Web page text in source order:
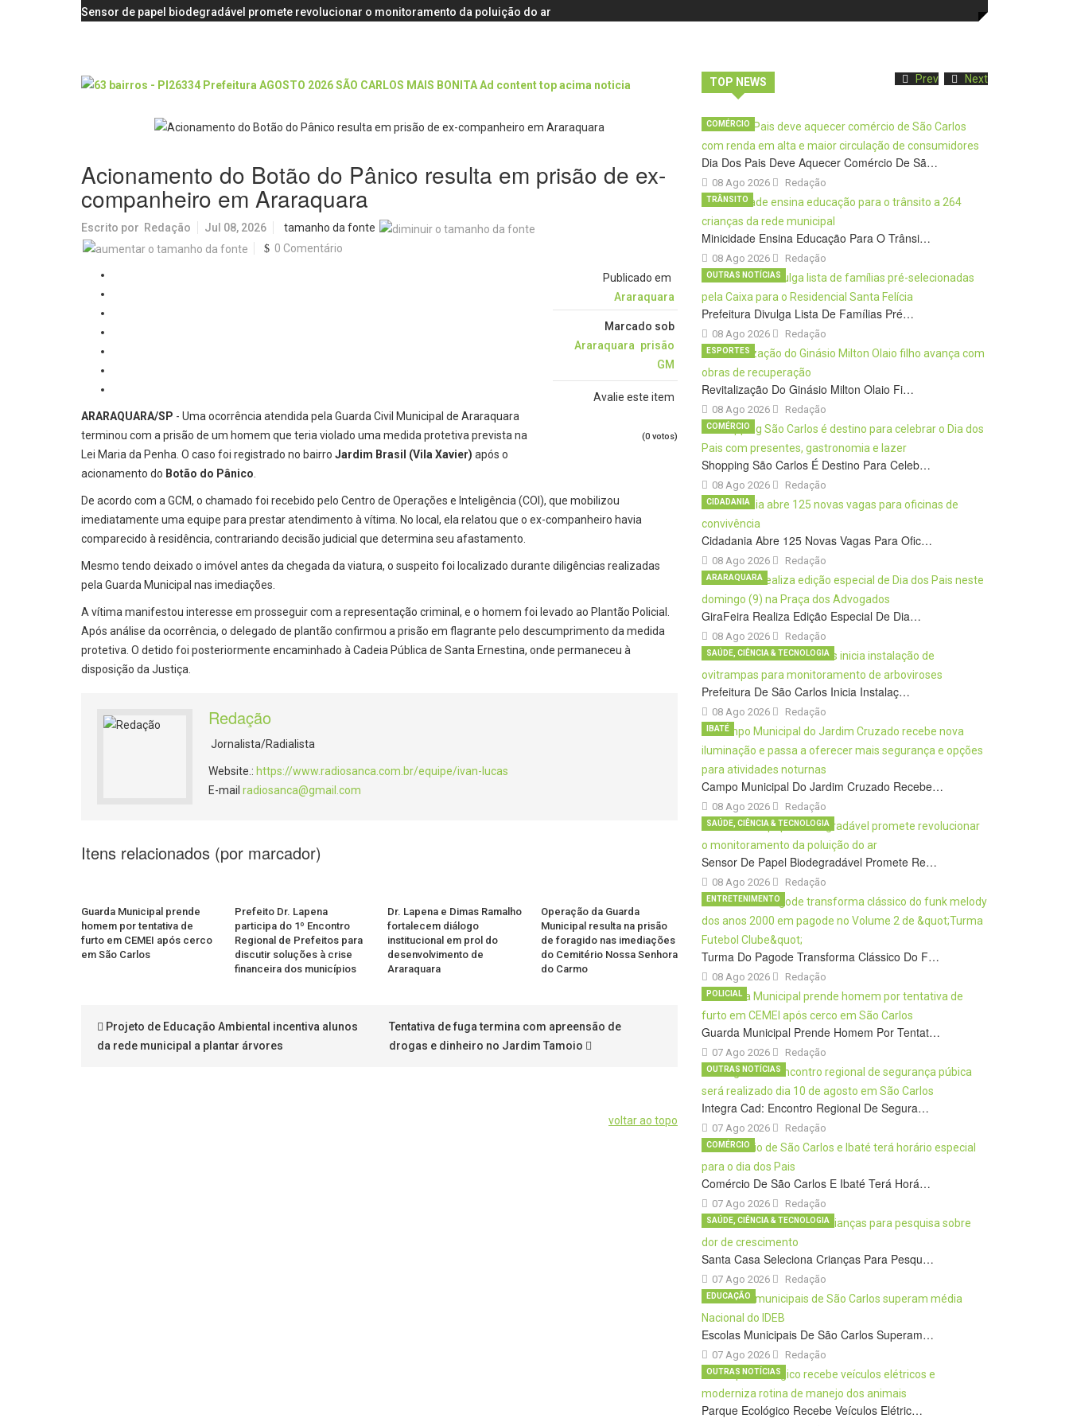
Sensor de papel biodegradável promete revolucionar o monitoramento da poluição do ar
Acionamento do Botão do Pânico resulta em prisão de ex-
companheiro em Araraquara
Escrito por Redação Jul 08, 2026
tamanho da fonte
0 Comentário
Publicado em
Araraquara
Marcado sob
Araraquara prisão
GM
Avalie este item
(0 votos)
ARARAQUARA/SP - Uma ocorrência atendida pela Guarda Civil Municipal de Araraquara
terminou com a prisão de um homem que teria violado uma medida protetiva prevista na
Lei Maria da Penha. O caso foi registrado no bairro Jardim Brasil (Vila Xavier) após o
acionamento do Botão do Pânico
De acordo com a GCM, o chamado foi recebido pelo Centro de Operações e Inteligência (COI), que mobilizou
imediatamente uma equipe para prestar atendimento à vítima. No local, ela relatou que o ex-companheiro havia
comparecido à residência, contrariando decisão judicial que determina seu afastamento.
Mesmo tendo deixado o imóvel antes da chegada da viatura, o suspeito foi localizado durante diligências realizadas
pela Guarda Municipal nas imediações.
A vítima manifestou interesse em prosseguir com a representação criminal, e o homem foi levado ao Plantão Policial.
Após análise da ocorrência, o delegado de plantão confirmou a prisão em flagrante pelo descumprimento da medida
protetiva. O detido foi posteriormente encaminhado à Cadeia Pública de Santa Ernestina, onde permaneceu à
disposição da Justiça.
Redação
Jornalista/Radialista
Website.: https://www.radiosanca.com.br/equipe/ivan-lucas
E-mail radiosanca@gmail.com
Itens relacionados (por marcador)
Guarda Municipal prende
homem por tentativa de
furto em CEMEI após cerco
em São Carlos
Prefeito Dr. Lapena
participa do 1º Encontro
Regional de Prefeitos para
discutir soluções à crise
financeira dos municípios
Dr. Lapena e Dimas Ramalho
fortalecem diálogo
institucional em prol do
desenvolvimento de
Araraquara
Operação da Guarda
Municipal resulta na prisão
de foragido nas imediações
do Cemitério Nossa Senhora
do Carmo
Projeto de Educação Ambiental incentiva alunos
da rede municipal a plantar árvores
Tentativa de fuga termina com apreensão de
drogas e dinheiro no Jardim Tamoio
voltar ao topo
TOP NEWS Prev Next
Dia Dos Pais Deve Aquecer Comércio De Sã…
08 Ago 2026
COMÉRCIO
Redação
Minicidade Ensina Educação Para O Trânsi…
08 Ago 2026
TRÂNSITO
Redação
Prefeitura Divulga Lista De Famílias Pré…
08 Ago 2026
OUTRAS NOTÍCIAS
Redação
Revitalização Do Ginásio Milton Olaio Fi…
08 Ago 2026
ESPORTES
Redação
Shopping São Carlos É Destino Para Celeb…
08 Ago 2026
COMÉRCIO
Redação
Cidadania Abre 125 Novas Vagas Para Ofic…
08 Ago 2026
CIDADANIA
Redação
GiraFeira Realiza Edição Especial De Dia…
08 Ago 2026
ARARAQUARA
Redação
Prefeitura De São Carlos Inicia Instalaç…
08 Ago 2026
SAÚDE, CIÊNCIA & TECNOLOGIA
Redação
Campo Municipal Do Jardim Cruzado Recebe…
08 Ago 2026
IBATÉ
Redação
Sensor De Papel Biodegradável Promete Re…
08 Ago 2026
SAÚDE, CIÊNCIA & TECNOLOGIA
Redação
Turma Do Pagode Transforma Clássico Do F…
08 Ago 2026
ENTRETENIMENTO
Redação
Guarda Municipal Prende Homem Por Tentat…
07 Ago 2026
POLICIAL
Redação
Integra Cad: Encontro Regional De Segura…
07 Ago 2026
OUTRAS NOTÍCIAS
Redação
Comércio De São Carlos E Ibaté Terá Horá…
07 Ago 2026
COMÉRCIO
Redação
Santa Casa Seleciona Crianças Para Pesqu…
07 Ago 2026
SAÚDE, CIÊNCIA & TECNOLOGIA
Redação
Escolas Municipais De São Carlos Superam…
07 Ago 2026
EDUCAÇÃO
Redação
Parque Ecológico Recebe Veículos Elétric…
OUTRAS NOTÍCIAS